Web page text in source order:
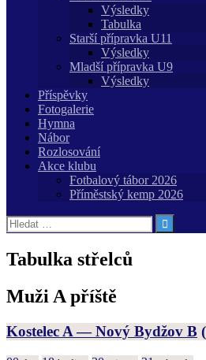
Výsledky
Tabulka
Starší přípravka U11
Výsledky
Mladší přípravka U9
Výsledky
Příspěvky
Fotogalerie
Hymna
Nábor
Rozlosování
Akce klubu
Fotbalový tábor 2026
Příměstský kemp 2026
Vyhledávání
Tabulka střelců
Muži A příště
Kostelec A — Nový Bydžov B